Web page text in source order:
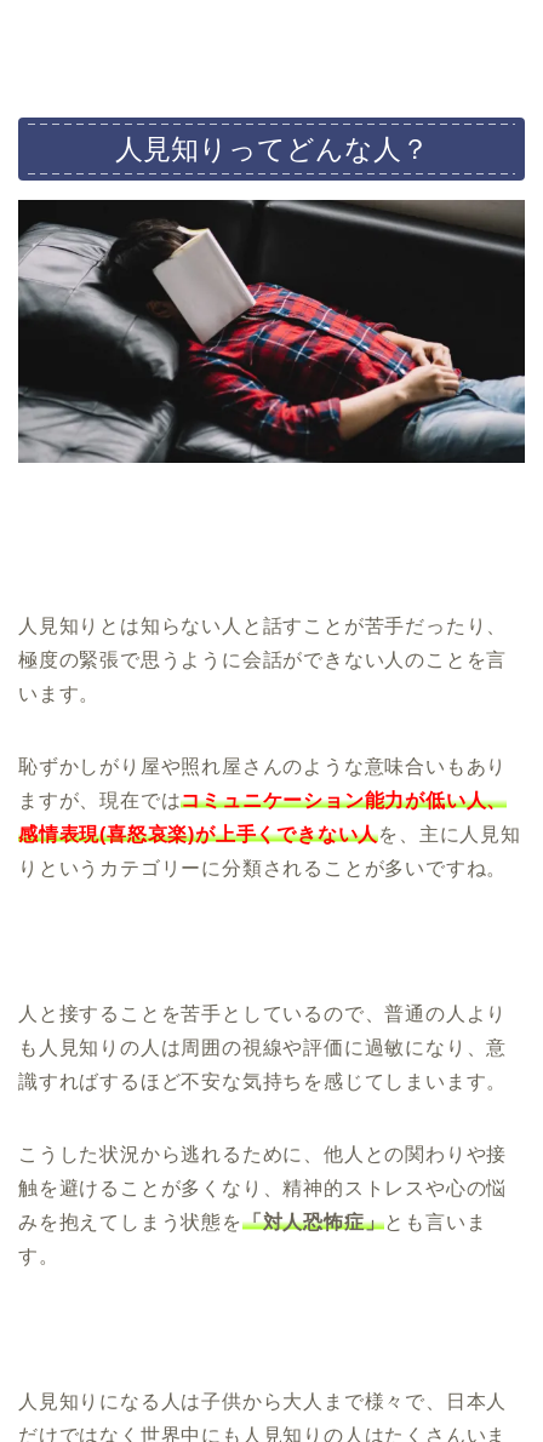
人見知りってどんな人？
人見知りとは知らない人と話すことが苦手だったり、
極度の緊張で思うように会話ができない人のことを言
います。
恥ずかしがり屋や照れ屋さんのような意味合いもあり
ますが、現在ではコミュニケーション能力が低い人、
感情表現(喜怒哀楽)が上手くできない人を、主に人見知
りというカテゴリーに分類されることが多いですね。
人と接することを苦手としているので、普通の人より
も人見知りの人は周囲の視線や評価に過敏になり、意
識すればするほど不安な気持ちを感じてしまいます。
こうした状況から逃れるために、他人との関わりや接
触を避けることが多くなり、精神的ストレスや心の悩
みを抱えてしまう状態を「対人恐怖症」とも言いま
す。
人見知りになる人は子供から大人まで様々で、日本人
だけではなく世界中にも人見知りの人はたくさんいま